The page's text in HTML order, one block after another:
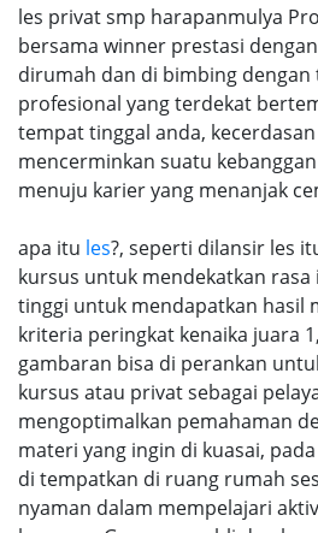
les privat smp harapanmulya
bersama winner prestasi
dirumah dan di bimbing
profesional yang terdekat
tempat tinggal anda,
mencerminkan suatu
menuju karier yang menanjak
apa itu les?, seperti dilansir les
kursus untuk mendekatkan rasa
tinggi untuk mendapatkan hasil
kriteria peringkat kenaika juara
gambaran bisa di perankan
kursus atau privat sebagai
mengoptimalkan pemahaman
materi yang ingin di kuasai,
di tempatkan di ruang rumah
nyaman dalam mempelajari